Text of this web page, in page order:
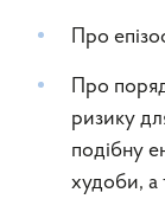
Про
Про
ризику
подібну
худоби, а